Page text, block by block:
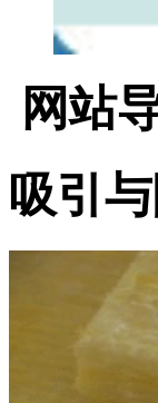
网站
吸引